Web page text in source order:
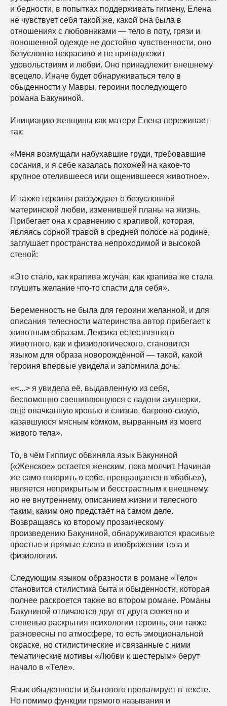
и бедности, в попытках поддерживать гигиену, Елена
не чувствует себя такой же, какой она была в
отношениях с любовниками — тело в поту, грязи и
поношенной одежде не достойно чувственности, оно
безусловно некрасиво и не принадлежит
удовольствиям и любви. Оно принадлежит внешнему
всецело. Иначе будет обнаруживаться тело в
обыденности у Мавры, героини последующего
романа Бакуниной.
Инициацию женщины как матери Елена переживает
так:
«Меня возмущали набухавшие груди, требовавшие
сосания, и я себе казалась похожей на какое-то
крупное отелившееся или ощенившееся животное».
И также героиня рассуждает о безусловной
материнской любви, изменившей планы на жизнь.
Прибегает она к сравнению с крапивой, которая,
являясь сорной травой в средней полосе на родине,
заглушает пространства непроходимой и высокой
стеной:
«Это стало, как крапива жгучая, как крапива же стала
глушить желание что-то спасти для себя».
Беременность не была для героини желанной, и для
описания телесности материнства автор прибегает к
животным образам. Лексика естественного
животного, как и физиологического, становится
языком для образа новорождённой — такой, какой
героиня впервые увидела и запомнила дочь:
«<...> я увидела её, выдавленную из себя,
беспомощно свешивающуюся с ладони акушерки,
ещё опачканную кровью и слизью, багрово-сизую,
казавшуюся мясным комком, вырванным из моего
живого тела».
То, в чём Гиппиус обвиняла язык Бакуниной
(«Женское» остается женским, пока молчит. Начиная
же само говорить о себе, превращается в «бабье»),
является неприкрытым и бесстрастным к внешнему,
но не внутреннему, описанием жизни и телесного
таким, каким оно предстаёт на самом деле.
Возвращаясь ко второму прозаическому
произведению Бакуниной, обнаруживаются красивые
простые и прямые слова в изображении тела и
физиологии.
Следующим языком образности в романе «Тело»
становится стилистика быта и обыденности, которая
полнее раскроется также во втором романе. Романы
Бакуниной отличаются друг от друга сюжетно и
степенью раскрытия психологии героинь, они также
разновесны по атмосфере, то есть эмоциональной
окраске, но стилистические и связанные с ними
тематические мотивы «Любви к шестерым» берут
начало в «Теле».
Язык обыденности и бытового превалирует в тексте.
Но помимо функции прямого называния и